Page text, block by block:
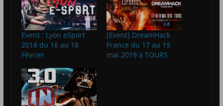
Event : Lyon eSport
2018 du 16 au 18
Février
[Event] DreamHack
France du 17 au 19
mai 2019 à TOURS